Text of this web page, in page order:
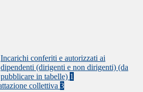
Incarichi conferiti e autorizzati ai
dipendenti (dirigenti e non dirigenti) (da
pubblicare in tabelle) 1
collettiva 3